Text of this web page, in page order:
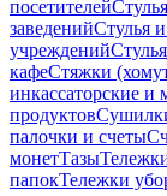
посетителей
заведенийСтулья
учреждений
кафеСтяжки
инкассаторские и
продуктов
палочки и счеты
монетТазы
папокТележки